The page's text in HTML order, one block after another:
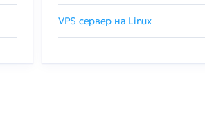
VPS сервер на Linux